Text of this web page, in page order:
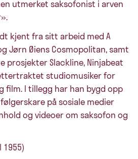
utmerket saksofonist i arven
kjent fra sitt arbeid med A
Jørn Øiens Cosmopolitan, samt
prosjekter Slackline, Ninjabeat
studiomusiker for
film. I tillegg har han bygd opp
på sosiale medier
og videoer om saksofon og
1955)